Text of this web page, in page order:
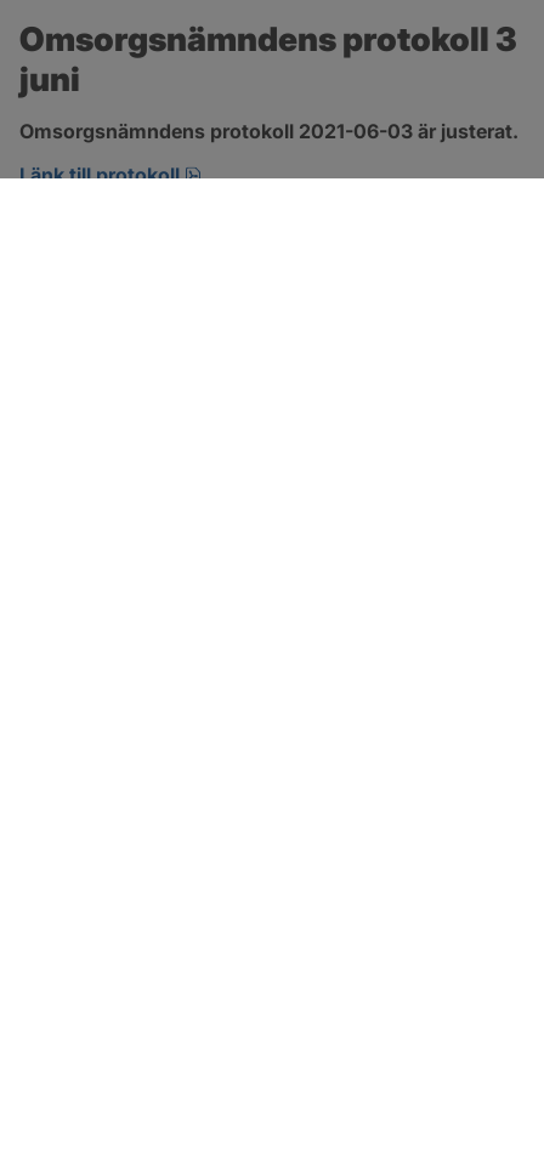
Omsorgsnämndens protokoll 3
juni
Omsorgsnämndens protokoll 2021-06-03 är justerat.
Länk till protokoll
pdf, 303.4 kB, öppnas i nytt fönster.